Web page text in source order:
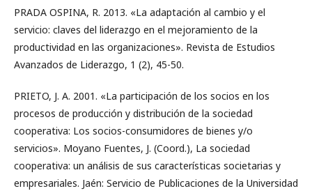
PRADA OSPINA, R. 2013. «La adaptación al cambio y el
servicio: claves del liderazgo en el mejoramiento de la
productividad en las organizaciones». Revista de Estudios
Avanzados de Liderazgo, 1 (2), 45-50.
PRIETO, J. A. 2001. «La participación de los socios en los
procesos de producción y distribución de la sociedad
cooperativa: Los socios-consumidores de bienes y/o
servicios». Moyano Fuentes, J. (Coord.), La sociedad
cooperativa: un análisis de sus características societarias y
empresariales. Jaén: Servicio de Publicaciones de la Universidad